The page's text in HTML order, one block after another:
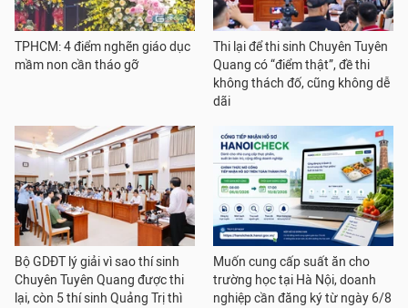
TPHCM: 4 điểm nghẽn giáo dục
mầm non cần tháo gỡ
Thi lại để thi sinh Chuyên Tuyên
Quang có “điểm thật”, đề thi
không thách đố, cũng không dễ
dãi
Bộ GDĐT lý giải vì sao thí sinh
Chuyên Tuyên Quang được thi
lại, còn 5 thí sinh Quảng Trị thì
Muốn cung cấp suất ăn cho
trường học tại Hà Nội, doanh
nghiệp cần đăng ký từ ngày 6/8